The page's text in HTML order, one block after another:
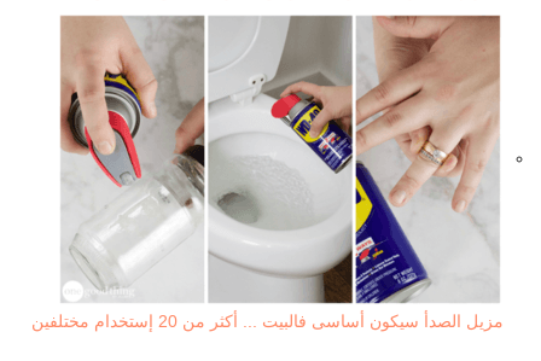
مزيل الصدأ سيكون أساسى فالبيت ... أكثر من 20 إستخدام مختلفين